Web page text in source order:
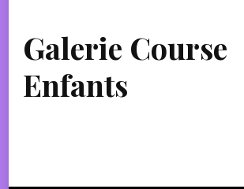
Galerie Course
Enfants